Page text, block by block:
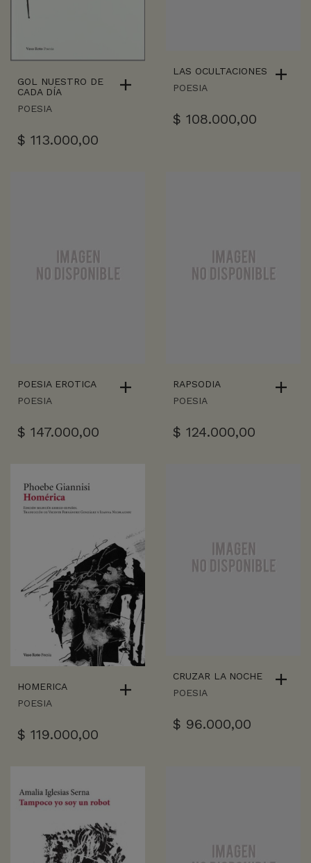
GOL NUESTRO DE
CADA DÍA
POESIA
$ 113.000,00
LAS OCULTACIONES
POESIA
$ 108.000,00
POESIA EROTICA
POESIA
$ 147.000,00
RAPSODIA
POESIA
$ 124.000,00
HOMERICA
POESIA
$ 119.000,00
CRUZAR LA NOCHE
POESIA
$ 96.000,00